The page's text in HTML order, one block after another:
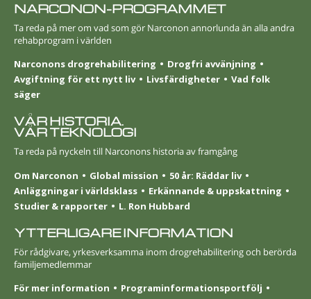
NARCONON-PROGRAMMET
Ta reda på mer om vad som gör Narconon annorlunda än alla andra
rehabprogram i världen
Narconons drogrehabilitering
Drogfri avvänjning
Avgiftning för ett nytt liv
Livsfärdigheter
Vad folk
säger
VÅR HISTORIA.
VÅR TEKNOLOGI
Ta reda på nyckeln till Narconons historia av framgång
Om Narconon
Global mission
50 år: Räddar liv
Anläggningar i världsklass
Erkännande & uppskattning
Studier & rapporter
L. Ron Hubbard
YTTERLIGARE INFORMATION
För rådgivare, yrkesverksamma inom drogrehabilitering och berörda
familjemedlemmar
För mer information
Programinformationsportfölj